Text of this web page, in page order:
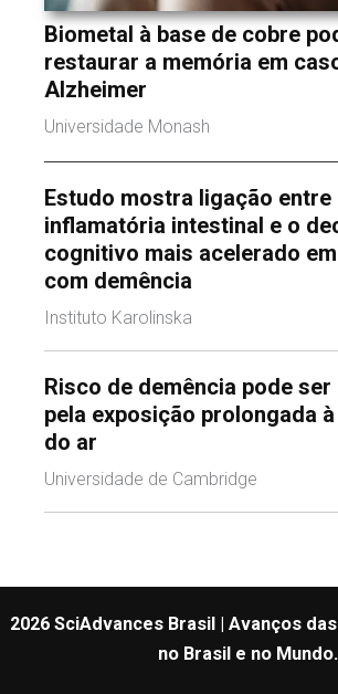
Biometal à base de cobre
restaurar a memória em
Alzheimer
Universidade Monash
Estudo mostra ligação entre
inflamatória intestinal e o
cognitivo mais acelerado
com demência
Instituto Karolinska
Risco de demência pode ser
pela exposição prolongada
do ar
Universidade de Cambridge
2026 SciAdvances Brasil | Avanços
no Brasil e no Mundo.